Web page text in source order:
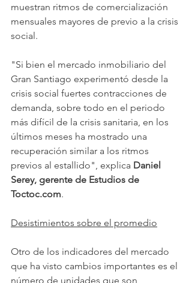
muestran ritmos de comercialización
mensuales mayores de previo a la crisis
social.
"Si bien el mercado inmobiliario del
Gran Santiago experimentó desde la
crisis social fuertes contracciones de
demanda, sobre todo en el periodo
más difícil de la crisis sanitaria, en los
últimos meses ha mostrado una
recuperación similar a los ritmos
previos al estallido", explica Daniel
Serey, gerente de Estudios de
Toctoc.com.
Desistimientos sobre el promedio
Otro de los indicadores del mercado
que ha visto cambios importantes es el
número de unidades que son